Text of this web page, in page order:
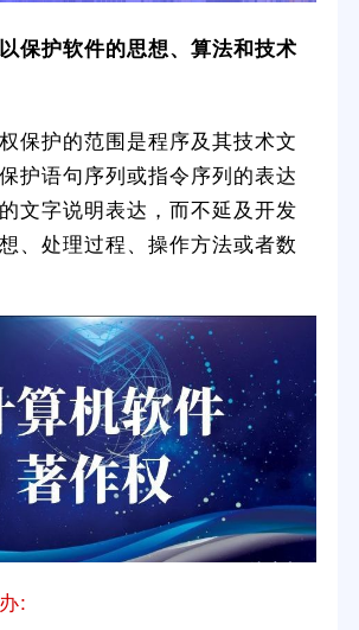
保护软件的思想、算法和技术
保护的范围是程序及其技术文
护语句序列或指令序列的表达
文字说明表达，而不延及开发
、处理过程、操作方法或者数
: